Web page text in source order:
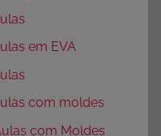
em EVA
com moldes
com Moldes